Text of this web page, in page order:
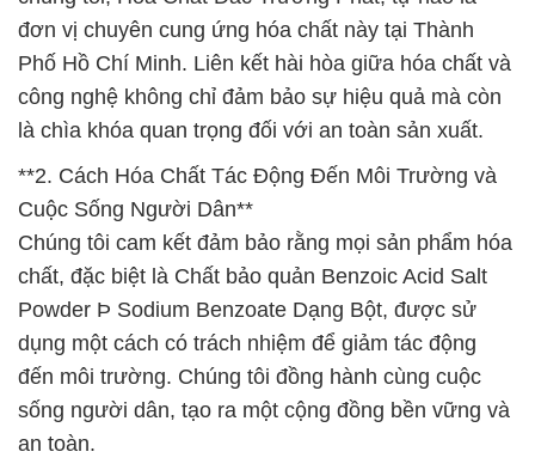
đơn vị chuyên cung ứng hóa chất này tại Thành
Phố Hồ Chí Minh. Liên kết hài hòa giữa hóa chất và
công nghệ không chỉ đảm bảo sự hiệu quả mà còn
là chìa khóa quan trọng đối với an toàn sản xuất.
**2. Cách Hóa Chất Tác Động Đến Môi Trường và
Cuộc Sống Người Dân**
Chúng tôi cam kết đảm bảo rằng mọi sản phẩm hóa
chất, đặc biệt là Chất bảo quản Benzoic Acid Salt
Powder Þ Sodium Benzoate Dạng Bột, được sử
dụng một cách có trách nhiệm để giảm tác động
đến môi trường. Chúng tôi đồng hành cùng cuộc
sống người dân, tạo ra một cộng đồng bền vững và
an toàn.